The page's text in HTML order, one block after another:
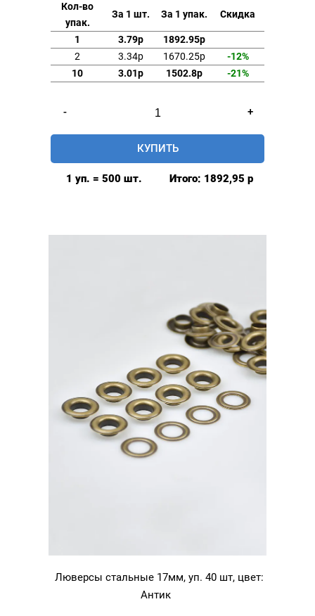
Кол-во
упак.
За 1 шт. За 1 упак. Скидка
1 3.79р
1892.95р
2
3.34р 1670.25р
-12%
10
3.01р 1502.8р -21%
-
товара
Люверсы
17мм
+
КУПИТЬ
1 уп. = 500 шт. Итого: 1892,95 р
Люверсы стальные 17мм, уп. 40 шт, цвет:
Антик